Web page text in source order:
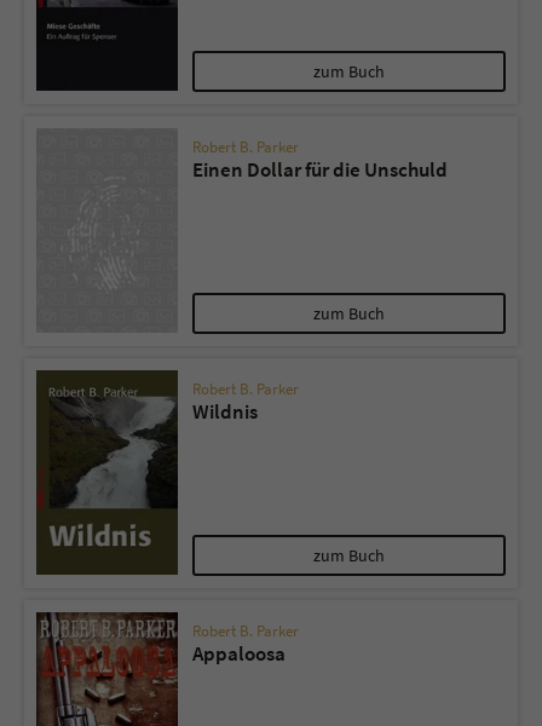
zum Buch
Robert B. Parker
Einen Dollar für die Unschuld
zum Buch
Robert B. Parker
Wildnis
zum Buch
Robert B. Parker
Appaloosa